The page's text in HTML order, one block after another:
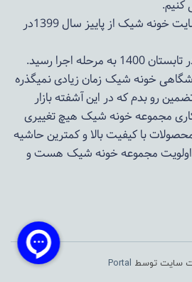
ایده طراحی و ساخت وبسایت خونه شیک از پاییز سال 1399در
اجرا رسید.
خونه شیکزمان زیادی نمیگذره
رو بدم که در این آشفته بازار
مجموعهخونه شیک هیچ تغییری
با کیفیت بالا و کمترین حاشیه
مجموعهخونه شیک هست و
سایت توسط Portal